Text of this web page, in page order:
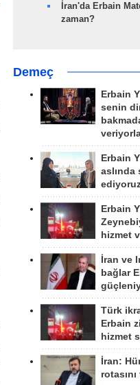
İran'da Erbain
zaman?
Demeç
Erbain
senin
Erbain
aslında
Erbain
hizmet
İran ve
bağlar
Türk
Erbain
hizmet
İran: